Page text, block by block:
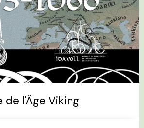
de l'Âge Viking